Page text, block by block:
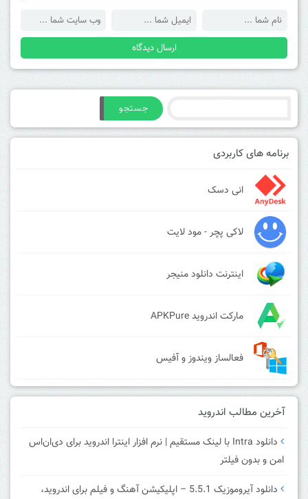
جستجو
برنامه های کاربردی
انی دسک
لاکی پچر - مود لایت
اینترنت دانلود منیجر
مارکت اندروید APKPure
فعالساز ویندوز و آفیس
آخرین مطالب اندروید
دانلود Intra با لینک مستقیم | نرم افزار اینترا اندروید برای دی‌ان‌اس
امن و بدون فیلتر
دانلود آیروموزیک 5.5.1 – اپلیکیشن آهنگ و فیلم برای اندروید،